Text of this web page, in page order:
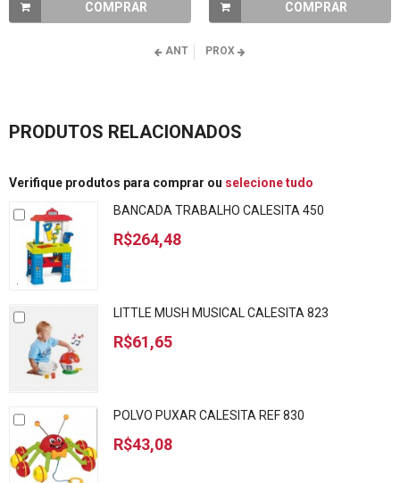
COMPRAR COMPRAR
ANT PROX
PRODUTOS RELACIONADOS
Verifique produtos para comprar ou selecione tudo
BANCADA TRABALHO CALESITA 450
R$264,48
LITTLE MUSH MUSICAL CALESITA 823
R$61,65
POLVO PUXAR CALESITA REF 830
R$43,08